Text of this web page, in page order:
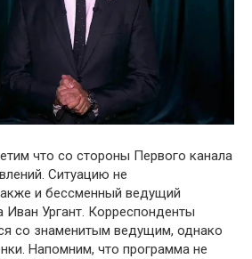
что со стороны Первого канала
Ситуацию не
и бессменный ведущий
Иван Ургант. Корреспонденты
со знаменитым ведущим, однако
Напомним, что программа не